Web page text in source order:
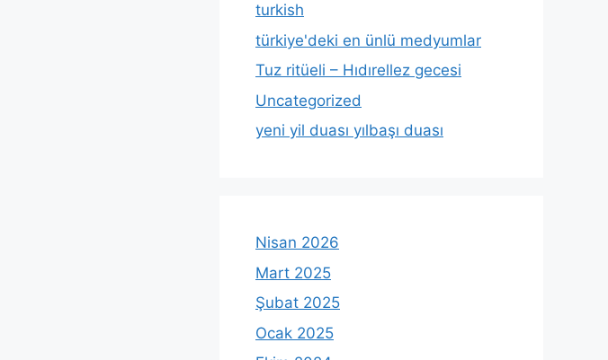
turkish
türkiye'deki en ünlü medyumlar
Tuz ritüeli – Hıdırellez gecesi
Uncategorized
yeni yil duası yılbaşı duası
Nisan 2026
Mart 2025
Şubat 2025
Ocak 2025